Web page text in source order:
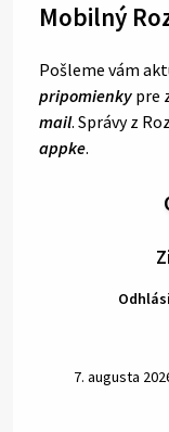
Mobilný
Pošleme vám
pripomienky pre
mail. Správy z
appke.
7. augusta